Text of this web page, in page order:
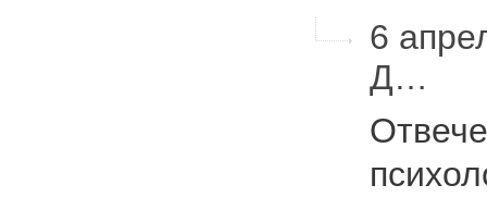
6
Д…